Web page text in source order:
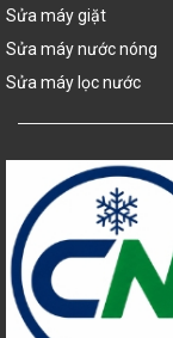
Sửa máy giặt
Sửa máy nước nóng
Sửa máy lọc nước